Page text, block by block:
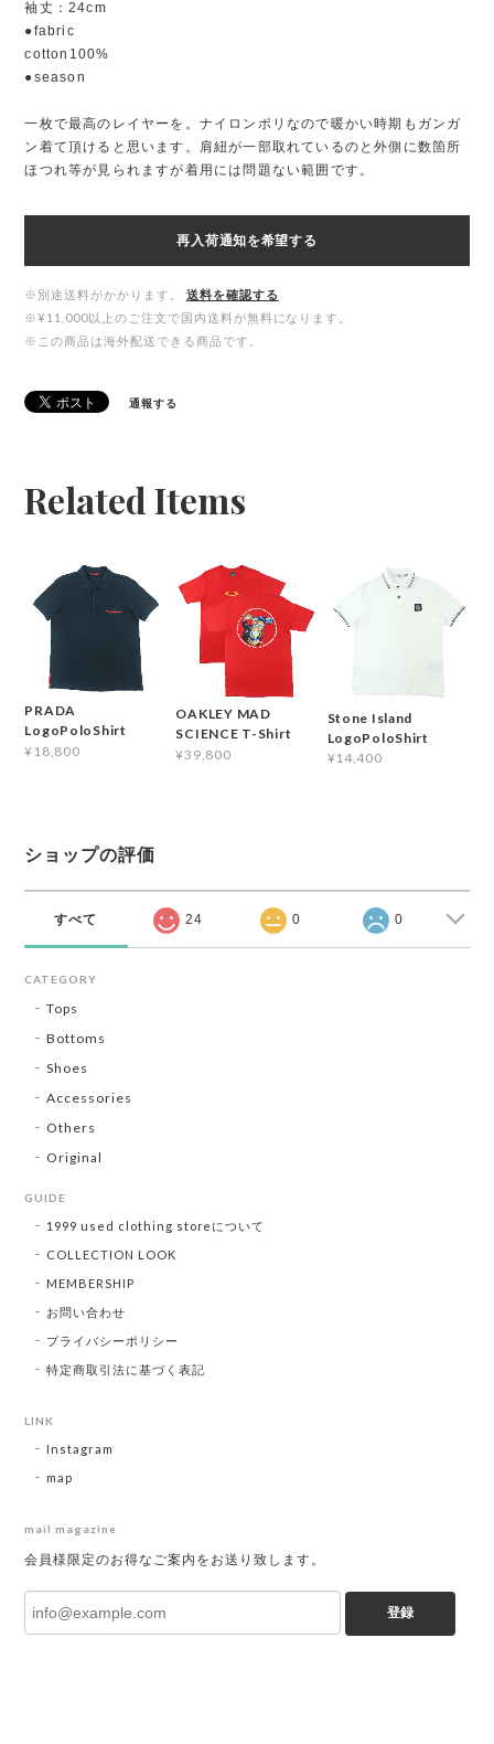
袖丈：24cm
●fabric
cotton100%
●season
一枚で最高のレイヤーを。ナイロンポリなので暖かい時期もガンガ
ン着て頂けると思います。肩紐が一部取れているのと外側に数箇所
ほつれ等が見られますが着用には問題ない範囲です。
再入荷通知を希望する
※別途送料がかかります。
送料を確認する
※¥11,000以上のご注文で国内送料が無料になります。
※この商品は海外配送できる商品です。
通報する
Related Items
PRADA
LogoPoloShirt
¥18,800
OAKLEY MAD
SCIENCE T-Shirt
¥39,800
Stone Island
LogoPoloShirt
¥14,400
ショップの評価
すべて 24 0 0
CATEGORY
Tops
Bottoms
Shoes
Accessories
Others
Original
GUIDE
1999 used clothing storeについて
COLLECTION LOOK
MEMBERSHIP
お問い合わせ
プライバシーポリシー
特定商取引法に基づく表記
LINK
Instagram
map
mail magazine
会員様限定のお得なご案内をお送り致します。
登録